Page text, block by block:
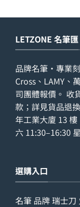
LETZONE 名筆匯
品牌名筆・專業
Cross、LAMY、
司團體報價。 收
款；詳見貨品退換
年工業大廈 13
六 11:30–16:30
選購入口
名筆 品牌瑞士刀